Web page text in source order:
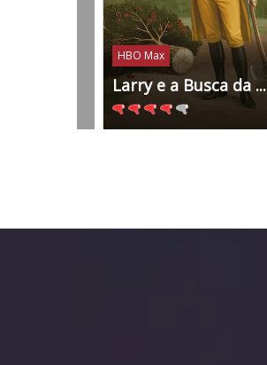
HBO Max
Larry e a Busca da ...